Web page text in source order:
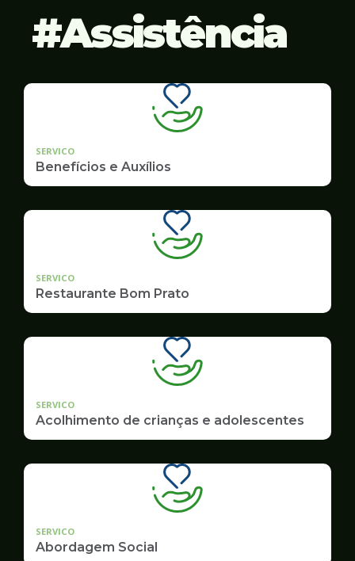
Assistência
SERVICO
Benefícios e Auxílios
SERVICO
Restaurante Bom Prato
SERVICO
Acolhimento de crianças e adolescentes
SERVICO
Abordagem Social